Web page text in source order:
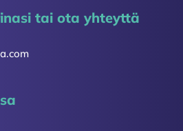
tai ota yhteyttä